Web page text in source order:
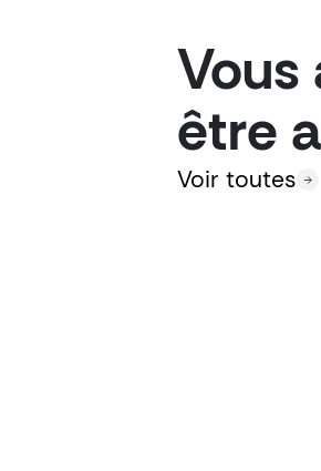
Vous
être
Voir toutes